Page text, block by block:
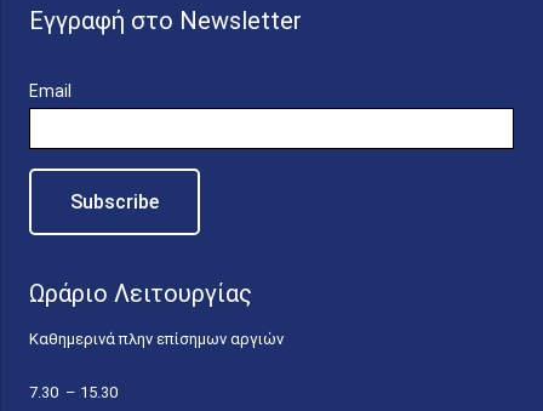
Εγγραφή στο Newsletter
Email
Ωράριο Λειτουργίας
Καθημερινά πλην επίσημων αργιών
7.30 – 15.30